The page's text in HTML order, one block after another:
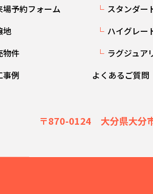
場予約フォーム
地
物件
事例
スタンダー
ハイグレー
ラグジュア
よくあるご質問
〒870-0124 大分県大分